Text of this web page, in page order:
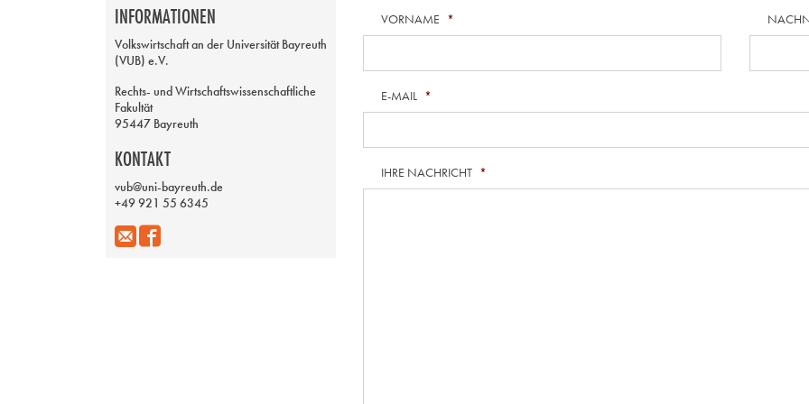
INFORMATIONEN
Volkswirtschaft an der Universität Bayreuth
(VUB) e.V.
Rechts- und Wirtschaftswissenschaftliche
Fakultät
95447 Bayreuth
KONTAKT
vub@uni-bayreuth.de
+49 921 55 6345
VORNAME *
E-MAIL *
IHRE NACHRICHT *